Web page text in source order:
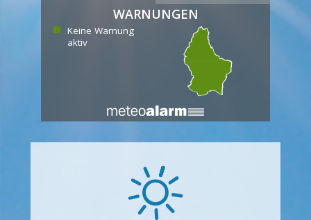
WARNUNGEN
Keine Warnung
aktiv